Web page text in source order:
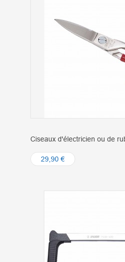
Ciseaux d'électricien ou de
29,90 €